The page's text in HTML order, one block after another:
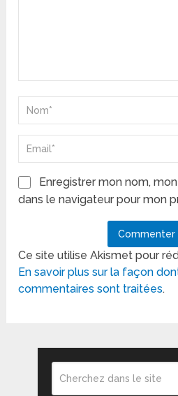
Enregistrer mon nom,
dans le navigateur pour mon
Ce site utilise Akismet pour
En savoir plus sur la façon
commentaires sont traitées.